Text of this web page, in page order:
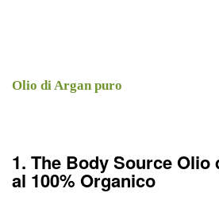
Olio di Argan puro
1. The Body Source
al 100% Organico